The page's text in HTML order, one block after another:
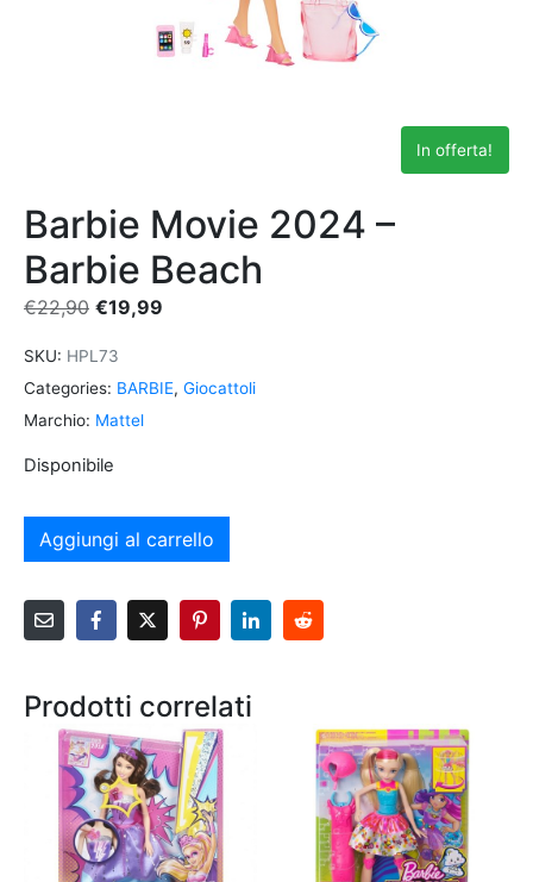
In offerta!
Barbie Movie 2024 –
Barbie Beach
€22,90 €19,99
SKU: HPL73
Categories: BARBIE, Giocattoli
Marchio: Mattel
Disponibile
Aggiungi al carrello
Prodotti correlati